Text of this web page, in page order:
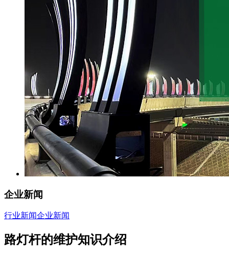
企业新闻
行业新闻企业新闻
路灯杆的维护知识介绍